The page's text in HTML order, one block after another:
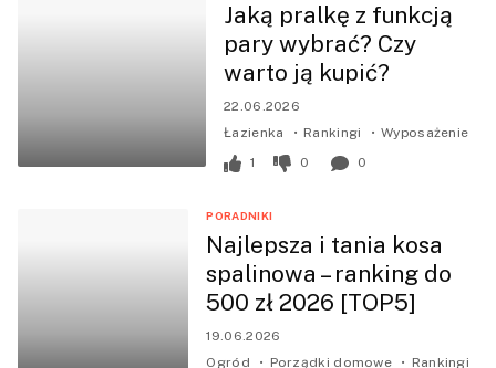
22.06.2026
Jaką pralkę z funkcją
pary wybrać? Czy
warto ją kupić?
Łazienka Rankingi
Wyposażenie
1
0 0
PORADNIKI
19.06.2026
Najlepsza i tania kosa
spalinowa – ranking do
500 zł 2026 [TOP5]
Ogród Porządki domowe
Rankingi